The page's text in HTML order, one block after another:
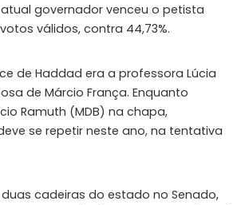
governador venceu o petista
válidos, contra 44,73%.
de Haddad era a professora Lúcia
de Márcio França. Enquanto
Ramuth (MDB) na chapa,
se repetir neste ano, na tentativa
cadeiras do estado no Senado,